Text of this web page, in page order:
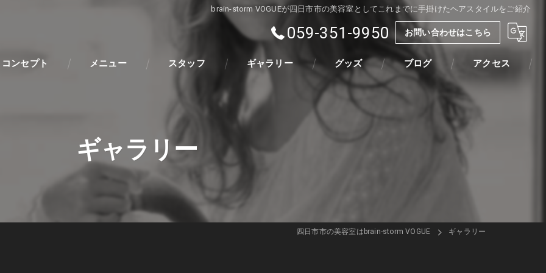
brain-storm VOGUEが四日市市の美容室としてこれまでに手掛けたヘアスタイルをご紹介
059-351-9950 お問い合わせはこちら
コンセプト メニュー スタッフ ギャラリー グッズ ブログ アクセス
ギャラリー
四日市市の美容室はbrain-storm VOGUE ギャラリー